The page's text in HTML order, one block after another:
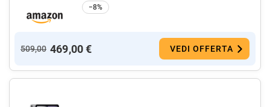
−8%
509,00 469,00 € VEDI OFFERTA